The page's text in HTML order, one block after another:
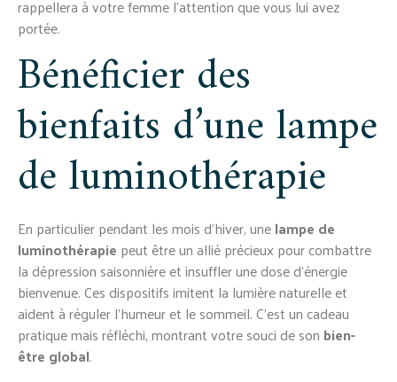
rappellera à votre femme l’attention que vous lui avez
portée.
Bénéficier des
bienfaits d’une lampe
de luminothérapie
En particulier pendant les mois d’hiver, unelampe de
luminothérapie peut être un allié précieux pour combattre
la dépression saisonnière et insuffler une dose d’énergie
bienvenue. Ces dispositifs imitent la lumière naturelle et
aident à réguler l’humeur et le sommeil. C’est un cadeau
pratique mais réfléchi, montrant votre souci de son bien-
être global.